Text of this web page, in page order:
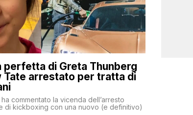
perfetta di Greta Thunberg
Tate arrestato per tratta di
commentato la vicenda dell’arresto
di kickboxing con una nuovo (e definitivo)